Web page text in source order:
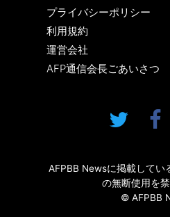
プライバシーポリシー
利用規約
運営会社
AFP通信会長ごあいさつ
AFPBB Newsに掲載してい
の無断使用を禁
© AFPBB